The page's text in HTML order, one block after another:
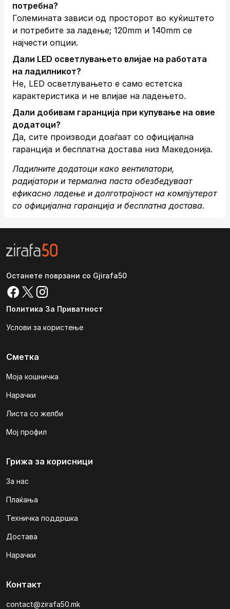
потребна?
Големината зависи од просторот во куќиштето
и потребите за ладење; 120mm и 140mm се
најчести опции.
Дали LED осветлувањето влијае на работата
на ладилникот?
Не, LED осветлувањето е само естетска
карактеристика и не влијае на ладењето.
Дали добивам гаранција при купување на овие
додатоци?
Да, сите производи доаѓаат со официјална
гаранција и бесплатна достава низ Македонија.
Ладилните додатоци како вентилатори,
радијатори и термална паста обезбедуваат
ефикасно ладење и долготрајност на компјутерот
со официјална гаранција и бесплатна достава.
Останете поврзани со Gjirafa50
Политика За Приватност
Услови за користење
Сметка
Моја кошничка
Нарачки
Листа со желби
Мој профил
Грижа за корисници
За нас
Плаќања
Техничка поддршка
Достава
Нарачки
Контакт
contact@zirafa50.mk